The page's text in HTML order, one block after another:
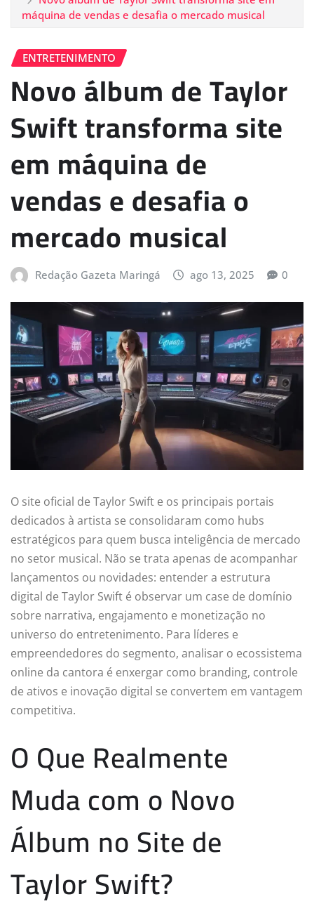
máquina de vendas e desafia o mercado musical
ENTRETENIMENTO
Novo álbum de Taylor
Swift transforma site
em máquina de
vendas e desafia o
mercado musical
Redação Gazeta Maringá ago 13, 2025 0
O site oficial de Taylor Swift e os principais portais
dedicados à artista se consolidaram como hubs
estratégicos para quem busca inteligência de mercado
no setor musical. Não se trata apenas de acompanhar
lançamentos ou novidades: entender a estrutura
digital de Taylor Swift é observar um case de domínio
sobre narrativa, engajamento e monetização no
universo do entretenimento. Para líderes e
empreendedores do segmento, analisar o ecossistema
online da cantora é enxergar como branding, controle
de ativos e inovação digital se convertem em vantagem
competitiva.
O Que Realmente
Muda com o Novo
Álbum no Site de
Taylor Swift?